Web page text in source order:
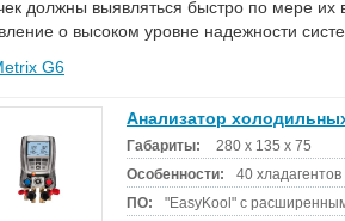
должны выявляться быстро по мере их
о высоком уровне надежности
Анализатор
Габариты:
280 x 135 x 75
Особенности:
40
ПО:
"EasyKool" с